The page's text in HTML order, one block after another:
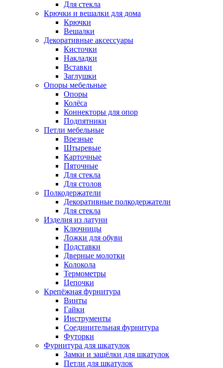
Для стекла
Крючки и вешалки для дома
Крючки
Вешалки
Декоративные аксессуары
Кисточки
Накладки
Вставки
Заглушки
Опоры мебельные
Опоры
Колёса
Коннекторы для опор
Подпятники
Петли мебельные
Врезные
Штыревые
Карточные
Пяточные
Для стекла
Для столов
Полкодержатели
Декоративные полкодержатели
Для стекла
Изделия из латуни
Ключницы
Ложки для обуви
Подставки
Дверные молотки
Колокола
Термометры
Цепочки
Крепёжная фурнитура
Винты
Гайки
Инструменты
Соединительная фурнитура
Футорки
Фурнитура для шкатулок
Замки и защёлки для шкатулок
Петли для шкатулок